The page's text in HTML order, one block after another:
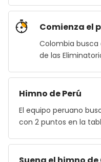
Comienza el
Colombia busca
de las
Himno de Perú
El equipo peruano
con 2 puntos en la